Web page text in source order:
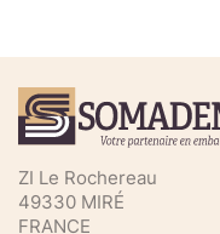
ZI Le Rochereau
49330 MIRÉ
FRANCE